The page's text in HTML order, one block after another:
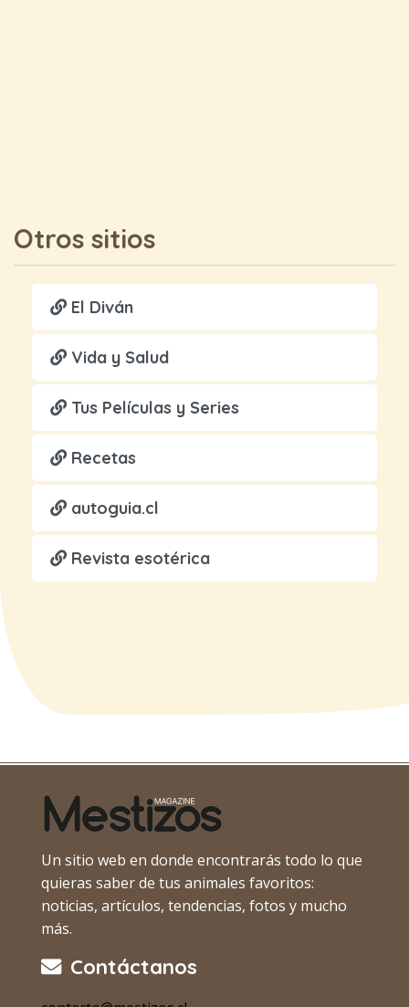
Otros sitios
El Diván
Vida y Salud
Tus Películas y Series
Recetas
autoguia.cl
Revista esotérica
Un sitio web en donde encontrarás todo lo que
quieras saber de tus animales favoritos:
noticias, artículos, tendencias, fotos y mucho
más.
Contáctanos